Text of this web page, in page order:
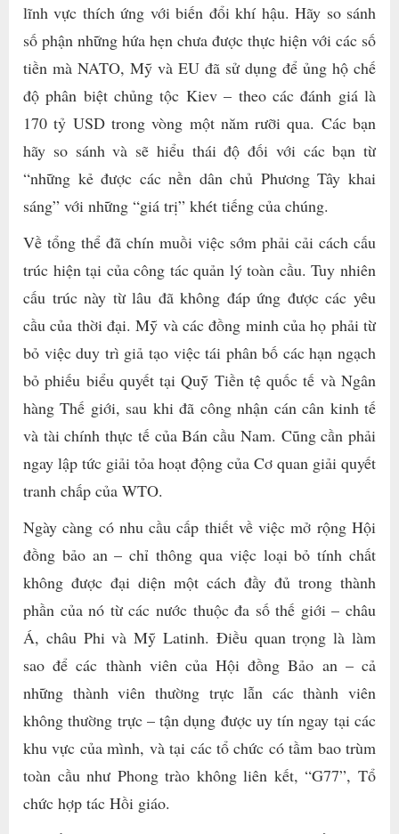
lĩnh vực thích ứng với biến đổi khí hậu. Hãy so sánh
số phận những hứa hẹn chưa được thực hiện với các số
tiền mà NATO, Mỹ và EU đã sử dụng để ủng hộ chế
độ phân biệt chủng tộc Kiev – theo các đánh giá là
170 tỷ USD trong vòng một năm rưỡi qua. Các bạn
hãy so sánh và sẽ hiểu thái độ đối với các bạn từ
“những kẻ được các nền dân chủ Phương Tây khai
sáng” với những “giá trị” khét tiếng của chúng.
Về tổng thể đã chín muồi việc sớm phải cải cách cấu
trúc hiện tại của công tác quản lý toàn cầu. Tuy nhiên
cấu trúc này từ lâu đã không đáp ứng được các yêu
cầu của thời đại. Mỹ và các đồng minh của họ phải từ
bỏ việc duy trì giả tạo việc tái phân bố các hạn ngạch
bỏ phiếu biểu quyết tại Quỹ Tiền tệ quốc tế và Ngân
hàng Thế giới, sau khi đã công nhận cán cân kinh tế
và tài chính thực tế của Bán cầu Nam. Cũng cần phải
ngay lập tức giải tỏa hoạt động của Cơ quan giải quyết
tranh chấp của WTO.
Ngày càng có nhu cầu cấp thiết về việc mở rộng Hội
đồng bảo an – chỉ thông qua việc loại bỏ tính chất
không được đại diện một cách đầy đủ trong thành
phần của nó từ các nước thuộc đa số thế giới – châu
Á, châu Phi và Mỹ Latinh. Điều quan trọng là làm
sao để các thành viên của Hội đồng Bảo an – cả
những thành viên thường trực lẫn các thành viên
không thường trực – tận dụng được uy tín ngay tại các
khu vực của mình, và tại các tổ chức có tầm bao trùm
toàn cầu như Phong trào không liên kết, “G77”, Tổ
chức hợp tác Hồi giáo.